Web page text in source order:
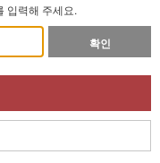
입력해 주세요.
확인